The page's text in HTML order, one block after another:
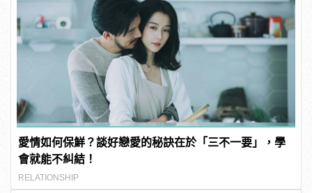
愛情如何保鮮？談好戀愛的秘訣在於「三不一要」，學
會就能不糾結！
RELATIONSHIP